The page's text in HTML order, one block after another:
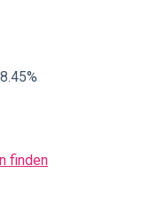
finden